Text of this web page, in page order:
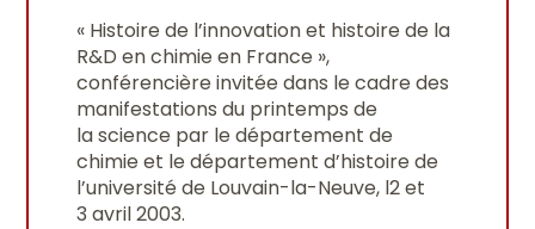
« Histoire de l’innovation et histoire de la
R&D en chimie en France »,
conférencière invitée dans le cadre des
manifestations du printemps de
la science par le département de
chimie et le département d’histoire de
l’université de Louvain-la-Neuve, l2 et
3 avril 2003.